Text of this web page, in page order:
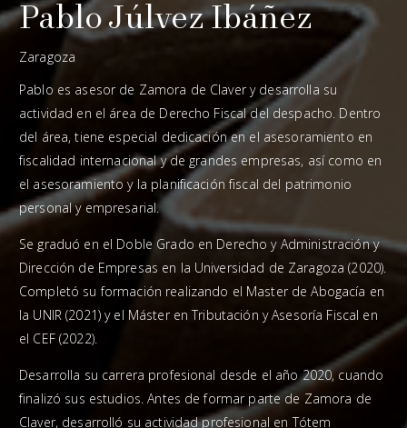
Pablo Júlvez Ibáñez
Zaragoza
Pablo es asesor de Zamora de Claver y desarrolla su
actividad en el área de Derecho Fiscal del despacho. Dentro
del área, tiene especial dedicación en el asesoramiento en
fiscalidad internacional y de grandes empresas, así como en
el asesoramiento y la planificación fiscal del patrimonio
personal y empresarial.
Se graduó en el Doble Grado en Derecho y Administración y
Dirección de Empresas en la Universidad de Zaragoza (2020).
Completó su formación realizando el Master de Abogacía en
la UNIR (2021) y el Máster en Tributación y Asesoría Fiscal en
el CEF (2022).
Desarrolla su carrera profesional desde el año 2020, cuando
finalizó sus estudios. Antes de formar parte de Zamora de
Claver, desarrolló su actividad profesional en Tótem